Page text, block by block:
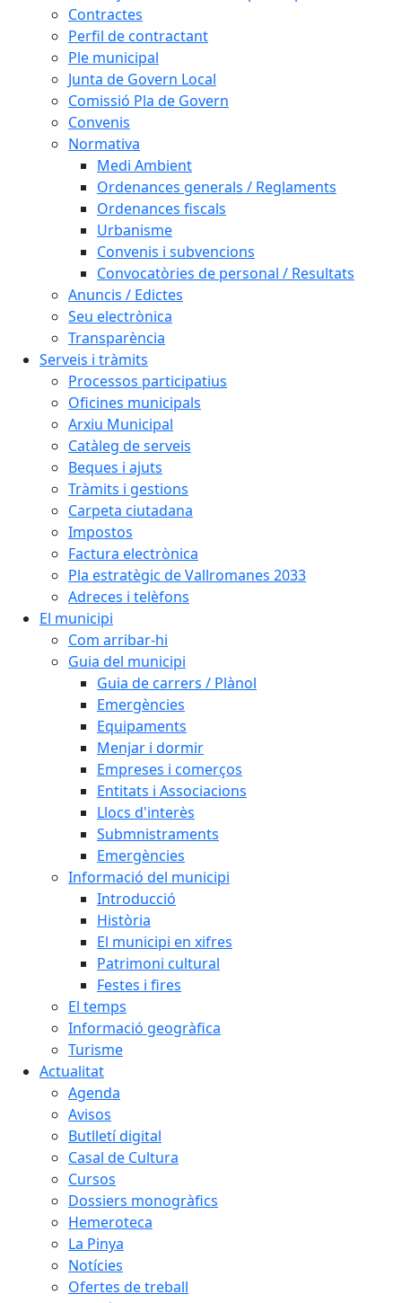
Contractes
Perfil de contractant
Ple municipal
Junta de Govern Local
Comissió Pla de Govern
Convenis
Normativa
Medi Ambient
Ordenances generals / Reglaments
Ordenances fiscals
Urbanisme
Convenis i subvencions
Convocatòries de personal / Resultats
Anuncis / Edictes
Seu electrònica
Transparència
Serveis i tràmits
Processos participatius
Oficines municipals
Arxiu Municipal
Catàleg de serveis
Beques i ajuts
Tràmits i gestions
Carpeta ciutadana
Impostos
Factura electrònica
Pla estratègic de Vallromanes 2033
Adreces i telèfons
El municipi
Com arribar-hi
Guia del municipi
Guia de carrers / Plànol
Emergències
Equipaments
Menjar i dormir
Empreses i comerços
Entitats i Associacions
Llocs d'interès
Submnistraments
Emergències
Informació del municipi
Introducció
Història
El municipi en xifres
Patrimoni cultural
Festes i fires
El temps
Informació geogràfica
Turisme
Actualitat
Agenda
Avisos
Butlletí digital
Casal de Cultura
Cursos
Dossiers monogràfics
Hemeroteca
La Pinya
Notícies
Ofertes de treball